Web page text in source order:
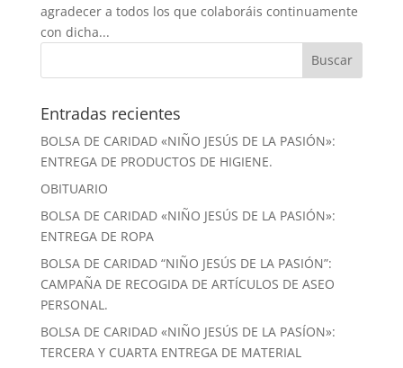
agradecer a todos los que colaboráis continuamente
con dicha...
Entradas recientes
BOLSA DE CARIDAD «NIÑO JESÚS DE LA PASIÓN»:
ENTREGA DE PRODUCTOS DE HIGIENE.
OBITUARIO
BOLSA DE CARIDAD «NIÑO JESÚS DE LA PASIÓN»:
ENTREGA DE ROPA
BOLSA DE CARIDAD “NIÑO JESÚS DE LA PASIÓN”:
CAMPAÑA DE RECOGIDA DE ARTÍCULOS DE ASEO
PERSONAL.
BOLSA DE CARIDAD «NIÑO JESÚS DE LA PASÍON»:
TERCERA Y CUARTA ENTREGA DE MATERIAL